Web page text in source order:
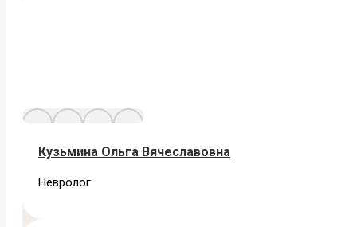
Кузьмина Ольга Вячеславовна
Невролог